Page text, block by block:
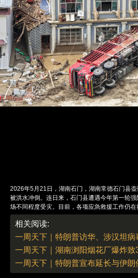
2026年5月21日，湖南石门，湖南常德石门县
被洪水冲倒。连日来，石门县遭遇今年第一轮
场不同程度受灾。目前，各项应急救援工作仍
方多地遭遇今年入汛以来最强降雨过程，覆盖
西、江西、湖北等地。此轮降雨持续时间长、
涝、山洪及江河超警。其中广东阳江阳春市录
破广东历史极值，全省累计转移2.3万余人；湖
山洪，已致6人死亡、10人失联，超10万人受灾
中国
责任编辑：李丛汛 | 版面编辑：李丛汛
相关阅读:
一周天下｜特朗普访华、涉汉坦